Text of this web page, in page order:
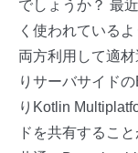
でしょうか？ 最
く使われている
両方利用して適
りサーバサイド
りKotlin
ドを共有するこ